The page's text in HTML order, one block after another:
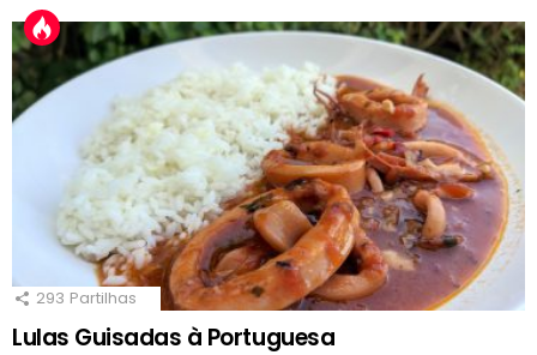
293 Partilhas
Lulas Guisadas à Portuguesa